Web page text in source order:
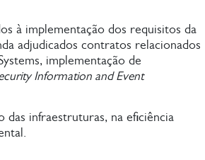
à implementação dos requisitos da
adjudicados contratos relacionados
implementação de
Information and Event
das infraestruturas, na eficiência